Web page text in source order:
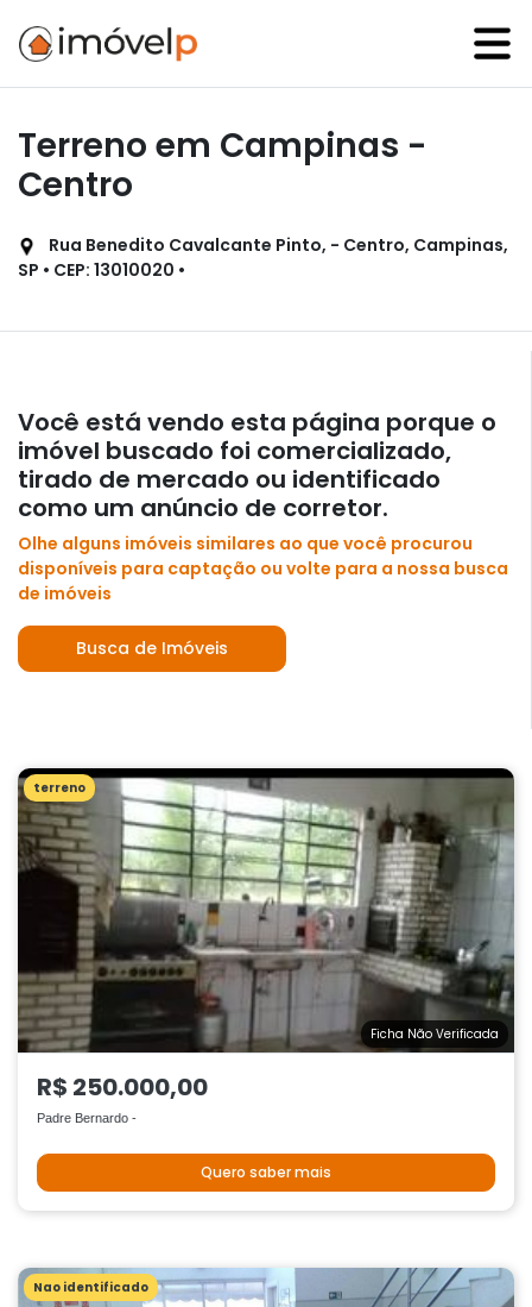
Terreno em Campinas -
Centro
Rua Benedito Cavalcante Pinto, - Centro, Campinas,
SP • CEP: 13010020 •
Você está vendo esta página porque o
imóvel buscado foi comercializado,
tirado de mercado ou identificado
como um anúncio de corretor.
Olhe alguns imóveis similares ao que você procurou
disponíveis para captação ou volte para a nossa busca
de imóveis
Busca de Imóveis
terreno
Ficha Não Verificada
R$ 250.000,00
Padre Bernardo -
Quero saber mais
Nao identificado